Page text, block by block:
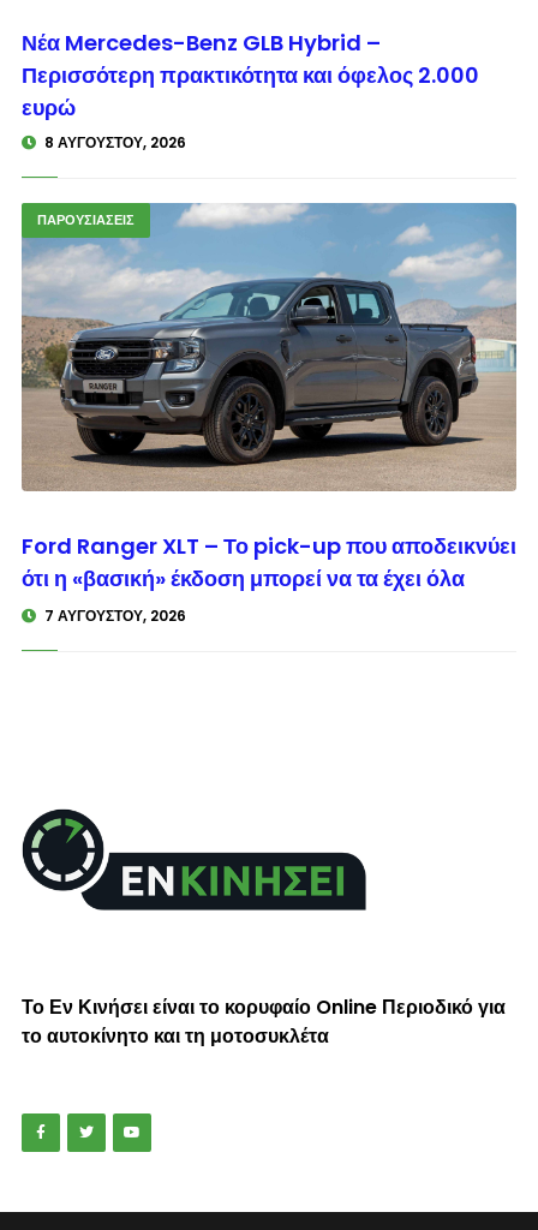
Νέα Mercedes-Benz GLB Hybrid –
Περισσότερη πρακτικότητα και όφελος 2.000
ευρώ
8 ΑΥΓΟΎΣΤΟΥ, 2026
ΠΑΡΟΥΣΙΑΣΕΙΣ
© enkinisi.gr
Ford Ranger XLT – Το pick-up που αποδεικνύει
ότι η «βασική» έκδοση μπορεί να τα έχει όλα
7 ΑΥΓΟΎΣΤΟΥ, 2026
Το Εν Κινήσει είναι το κορυφαίο Online Περιοδικό για
το αυτοκίνητο και τη μοτοσυκλέτα